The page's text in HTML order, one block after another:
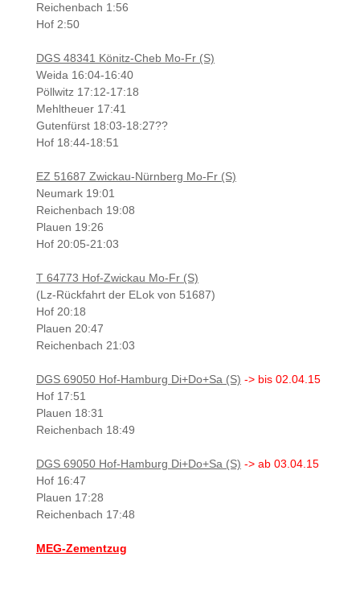
Reichenbach 1:56
Hof 2:50
DGS 48341 Könitz-Cheb Mo-Fr (S)
Weida 16:04-16:40
Pöllwitz 17:12-17:18
Mehltheuer 17:41
Gutenfürst 18:03-18:27??
Hof 18:44-18:51
EZ 51687 Zwickau-Nürnberg Mo-Fr (S)
Neumark 19:01
Reichenbach 19:08
Plauen 19:26
Hof 20:05-21:03
T 64773 Hof-Zwickau Mo-Fr (S)
(Lz-Rückfahrt der ELok von 51687)
Hof 20:18
Plauen 20:47
Reichenbach 21:03
DGS 69050 Hof-Hamburg Di+Do+Sa (S) -> bis 02.04.15
Hof 17:51
Plauen 18:31
Reichenbach 18:49
DGS 69050 Hof-Hamburg Di+Do+Sa (S) -> ab 03.04.15
Hof 16:47
Plauen 17:28
Reichenbach 17:48
MEG-Zementzug